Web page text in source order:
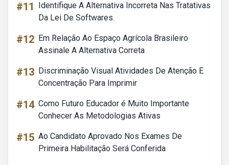
#11
Identifique A Alternativa Incorreta Nas Tratativas
Da Lei De Softwares.
#12 Em Relação Ao Espaço Agrícola Brasileiro
Assinale A Alternativa Correta
#13 Discriminação Visual Atividades De Atenção E
Concentração Para Imprimir
#14 Como Futuro Educador é Muito Importante
Conhecer As Metodologias Ativas
#15 Ao Candidato Aprovado Nos Exames De
Primeira Habilitação Será Conferida